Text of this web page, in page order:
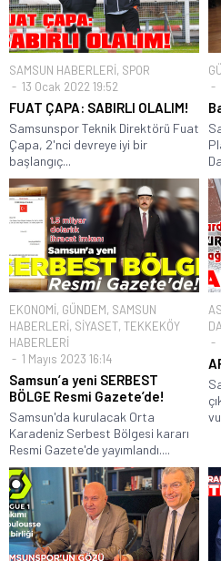
SAMSUN HABERLERİ, SPOR
13 Ocak 2022 19:52
FUAT ÇAPA: SABIRLI OLALIM!
Samsunspor Teknik Direktörü Fuat
Çapa, 2'nci devreye iyi bir
başlangıç...
EKONOMİ, GÜNDEM, SAMSUN
HABERLERİ, SİYASET, TEKKEKÖY
HABERLERİ
1 Mayıs 2023 16:14
Samsun’a yeni SERBEST
BÖLGE Resmi Gazete’de!
Samsun'da kurulacak Orta
Karadeniz Serbest Bölgesi kararı
Resmi Gazete'de yayımlandı....